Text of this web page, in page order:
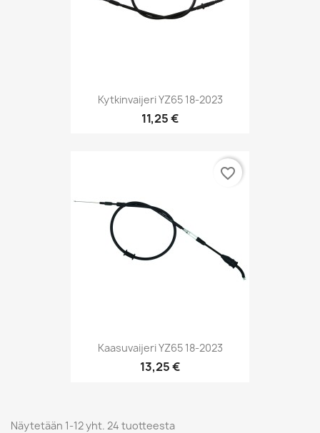
Kytkinvaijeri YZ65 18-2023
11,25 €
Kaasuvaijeri YZ65 18-2023
13,25 €
favorite_border
Näytetään 1-12 yht. 24 tuotteesta